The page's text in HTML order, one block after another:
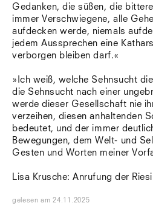
Gedanken, die süßen, die
immer Verschwiegene, alle
aufdecken werde, niemals
jedem Aussprechen eine
verborgen bleiben darf.«
»Ich weiß, welche Sehnsucht
die Sehnsucht nach einer
werde dieser Gesellschaft nie
verzeihen, diesen anhaltenden
bedeutet, und der immer
Bewegungen, dem Welt- und
Gesten und Worten meiner
Lisa Krusche: Anrufung der
gelesen am24.11.2025